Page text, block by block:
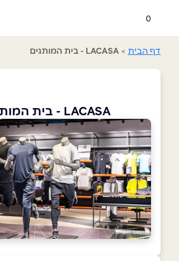
0
דף הבית > LACASA - בית המותגים
LACASA - בית המותגים